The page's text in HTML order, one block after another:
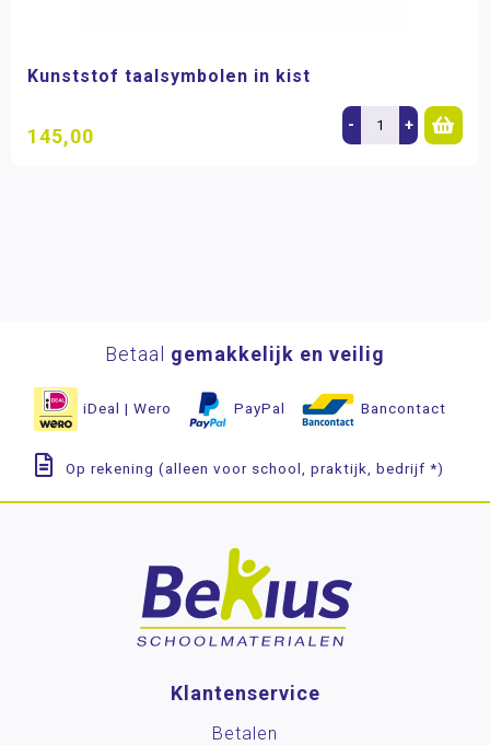
Kunststof taalsymbolen in kist
145,00 - +
Betaal gemakkelijk en veilig
iDeal | Wero PayPal Bancontact
Op rekening (alleen voor school, praktijk, bedrijf *)
Klantenservice
Betalen